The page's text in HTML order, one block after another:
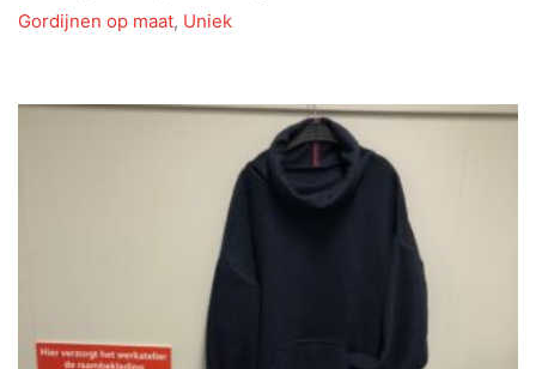
Gordijnen op maat, Uniek